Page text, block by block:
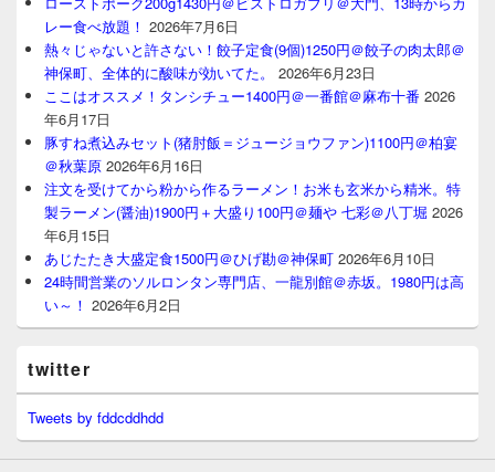
レー食べ放題！ 2026年7月6日
熱々じゃないと許さない！餃子定食(9個)1250円＠餃子の肉太郎＠
神保町、全体的に酸味が効いてた。
2026年6月23日
ここはオススメ！タンシチュー1400円＠一番館＠麻布十番 2026
年6月17日
豚すね煮込みセット(猪肘飯＝ジュージョウファン)1100円＠柏宴
＠秋葉原 2026年6月16日
注文を受けてから粉から作るラーメン！お米も玄米から精米。特
製ラーメン(醤油)1900円＋大盛り100円＠麺や 七彩＠八丁堀 2026
年6月15日
あじたたき大盛定食1500円＠ひげ勘＠神保町 2026年6月10日
24時間営業のソルロンタン専門店、一龍別館＠赤坂。1980円は高
い～！ 2026年6月2日
twitter
Tweets by fddcddhdd